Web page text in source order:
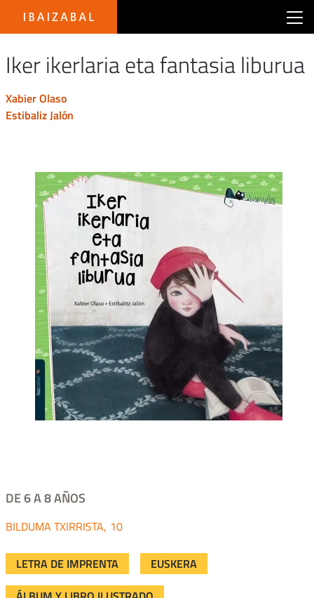
Iker ikerlaria eta fantasia liburua
xabier olaso
estibaliz jalón
DE 6 A 8 AÑOS
TXIRRISTA 10
LETRA DE IMPRENTA
EUSKERA